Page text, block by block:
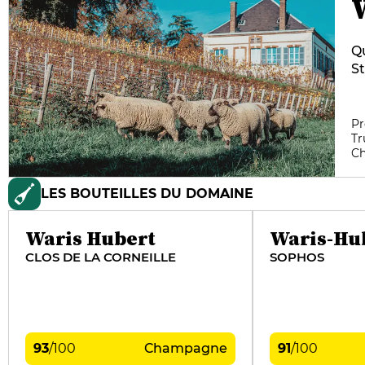
LES BOUTEILLES DU DOMAINE
Waris Hubert
CLOS DE LA CORNEILLE
93/100 Champagne
Waris-
SOPHOS
91/100